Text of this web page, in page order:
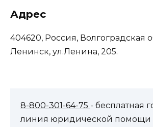
Адрес
404620, Россия, Волгоградская
Ленинск, ул.Ленина, 205.
8-800-301-64-75 - бесплатная
линия юридической помощи